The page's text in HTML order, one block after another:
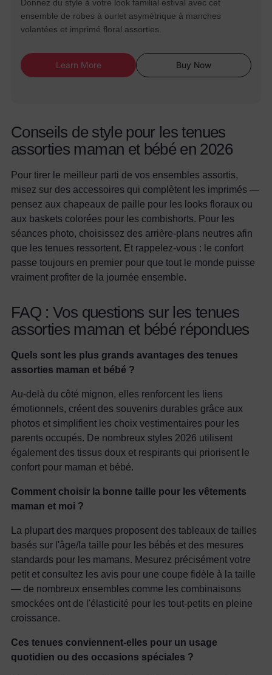
Donnez du style à votre look familial estival avec cet
ensemble de robes à ourlet asymétrique à manches
volantées et imprimé floral assorties.
Learn More Buy Now
Conseils de style pour les tenues
assorties maman et bébé en 2026
Pour tirer le meilleur parti de vos ensembles assortis,
misez sur des accessoires qui complètent les imprimés —
pensez aux chapeaux de paille pour les looks floraux ou
aux baskets colorées pour les combishorts. Pour les
séances photo, choisissez des arrière-plans neutres afin
que les tenues ressortent. Et rappelez-vous : le confort
passe toujours en premier pour que tout le monde puisse
vraiment profiter de la journée ensemble.
FAQ : Vos questions sur les tenues
assorties maman et bébé répondues
Quels sont les plus grands avantages des tenues
assorties maman et bébé ?
Au-delà du côté mignon, elles renforcent les liens
émotionnels, créent des souvenirs durables grâce aux
photos et simplifient les choix vestimentaires pour les
parents occupés. De nombreux styles 2026 utilisent
également des tissus doux et respirants qui priorisent le
confort pour maman et bébé.
Comment choisir la bonne taille pour les vêtements
maman et moi ?
La plupart des marques proposent des tableaux de tailles
basés sur l'âge/la taille pour les bébés et des mesures
standards pour les mamans. Mesurez précisément votre
petit et consultez les avis pour une coupe fidèle à la taille
— de nombreux ensembles comme les combinaisons
smockées ont de l'élasticité pour les tout-petits en pleine
croissance.
Ces tenues conviennent-elles pour un usage
quotidien ou des occasions spéciales ?